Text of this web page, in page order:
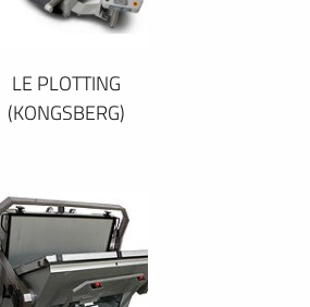
LE PLOTTING
(KONGSBERG)